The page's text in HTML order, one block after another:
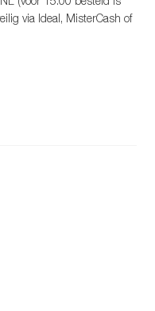
via Ideal, MisterCash of